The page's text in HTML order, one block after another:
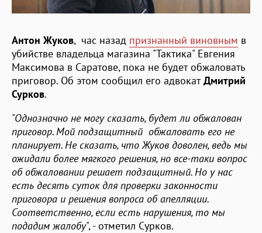
Антон Жуков, час назад признанный виновным в
убийстве владельца магазина "Тактика" Евгения
Максимова в Саратове, пока не будет обжаловать
приговор. Об этом сообщил его адвокатДмитрий
Сурков.
"Однозначно не могу сказать, будет ли обжалован
приговор. Мой подзащитный обжаловать его не
планирует. Не сказать, что Жуков доволен, ведь мы
ожидали более мягкого решения, но все-таки вопрос
об обжаловании решает подзащитный. Но у нас
есть десять суток для проверки законности
приговора и решения вопроса об апелляции.
Соответственно, если есть нарушения, то мы
подадим жалобу", - отметил Сурков.